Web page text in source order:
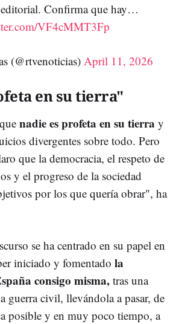
Confirma que hay…
VF4cMMT3Fp
(@rtvenoticias) April 11, 2026
en su tierra"
nadie es profeta en su tierra y
divergentes sobre todo. Pero
que la democracia, el respeto de
y el progreso de la sociedad
por los que quería obrar", ha
se ha centrado en su papel en
iniciado y fomentado la
consigo misma, tras una
guerra civil, llevándola a pasar, de
posible y en muy poco tiempo, a